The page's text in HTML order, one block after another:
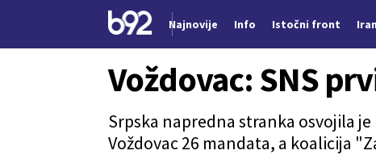
Najnovije Info Istočni front
Voždovac: SNS
Srpska napredna stranka osvojila
Voždovac 26 mandata, a koalicija